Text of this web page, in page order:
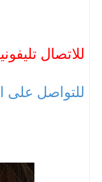
للاتصال
للتواصل على